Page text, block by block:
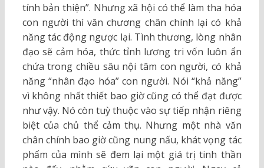
tính bản thiện”. Nhưng xã hội có thể làm tha hóa
con người thì văn chương chân chính lại có khả
năng tác động ngược lại. Tình thương, lòng nhân
đạo sẽ cảm hóa, thức tỉnh lương tri vốn luôn ẩn
chứa trong chiều sâu nội tâm con người, có khả
năng “nhân đạo hóa” con người. Nói “khả năng”
vì không nhất thiết bao giờ cũng có thể đạt được
như vậy. Nó còn tuỳ thuộc vào sự tiếp nhận riêng
biệt của chủ thể cảm thụ. Nhưng một nhà văn
chân chính bao giờ cũng nung nấu, khát vọng tác
phẩm của mình sẽ đem lại một giá trị tinh thần